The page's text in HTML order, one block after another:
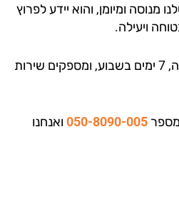
ומיומן, והוא יידע לפרוץ
זמינים 24 שעות ביממה, 7 ימים בשבוע, ומספקים שירות
050-8090-005ואנחנו